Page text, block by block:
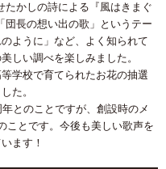
たかしの詩による『風はきまぐ
団長の想い出の歌」というテー
ように」など、よく知られて
しい調べを楽しみました。
学校で育てられたお花の抽選
た。
年とのことですが、創設時のメ
ことです。今後も美しい歌声を
ます！